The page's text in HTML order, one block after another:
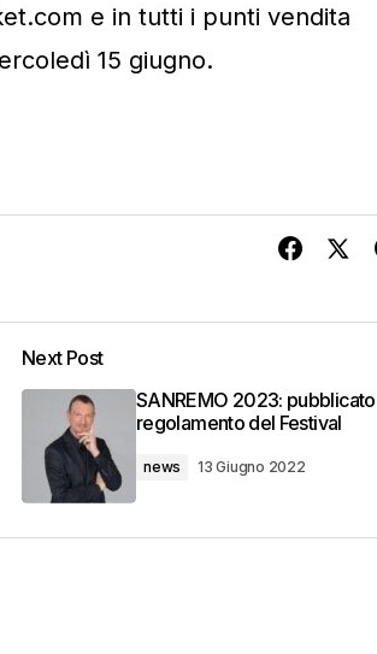
e in tutti i punti vendita
15 giugno.
Next Post
SANREMO 2023:
regolamento del Festival
news 13 Giugno 2022